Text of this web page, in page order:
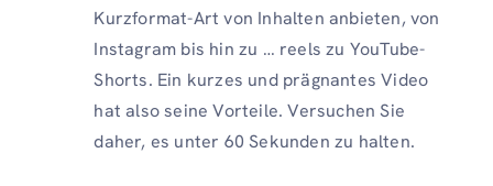
Kurzformat-Art von Inhalten anbieten, von
Instagram bis hin zu … reels zu YouTube-
Shorts. Ein kurzes und prägnantes Video
hat also seine Vorteile. Versuchen Sie
daher, es unter 60 Sekunden zu halten.